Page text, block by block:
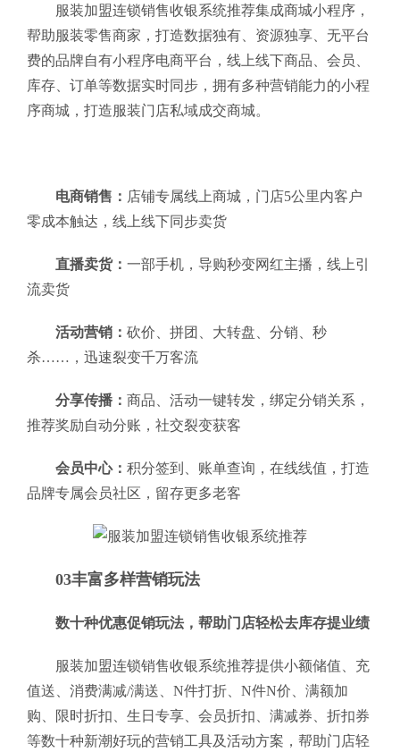
服装加盟连锁销售收银系统推荐集成商城小程序，
帮助服装零售商家，打造数据独有、资源独享、无平台
费的品牌自有小程序电商平台，线上线下商品、会员、
库存、订单等数据实时同步，拥有多种营销能力的小程
序商城，打造服装门店私域成交商城。
电商销售： 店铺专属线上商城，门店5公里内客户
零成本触达，线上线下同步卖货
直播卖货： 一部手机，导购秒变网红主播，线上引
流卖货
活动营销： 砍价、拼团、大转盘、分销、秒
杀……，迅速裂变千万客流
分享传播： 商品、活动一键转发，绑定分销关系，
推荐奖励自动分账，社交裂变获客
会员中心： 积分签到、账单查询，在线线值，打造
品牌专属会员社区，留存更多老客
03丰富多样营销玩法
数十种优惠促销玩法，帮助门店轻松去库存提业绩
服装加盟连锁销售收银系统推荐提供小额储值、充
值送、消费满减/满送、N件打折、N件N价、满额加
购、限时折扣、生日专享、会员折扣、满减券、折扣券
等数十种新潮好玩的营销工具及活动方案，帮助门店轻